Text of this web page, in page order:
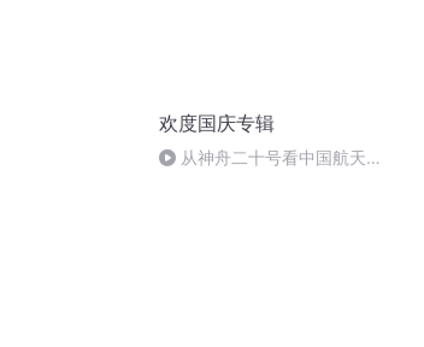
欢度国庆专辑
从神舟二十号看中国航天